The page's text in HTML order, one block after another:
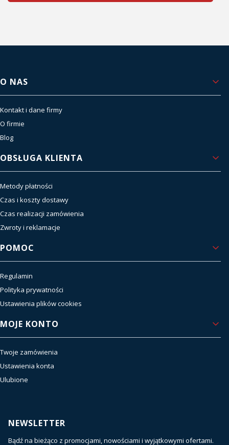
Linki w stopce
O NAS
Kontakt i dane firmy
O firmie
Blog
OBSŁUGA KLIENTA
Metody płatności
Czas i koszty dostawy
Czas realizacji zamówienia
Zwroty i reklamacje
POMOC
Regulamin
Polityka prywatności
Ustawienia plików cookies
MOJE KONTO
Twoje zamówienia
Ustawienia konta
Ulubione
NEWSLETTER
Bądź na bieżąco z promocjami, nowościami i wyjątkowymi ofertami.